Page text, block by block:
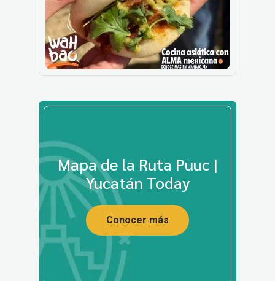
Mapa de la Ruta Puuc |
Yucatán Today
Conocer más